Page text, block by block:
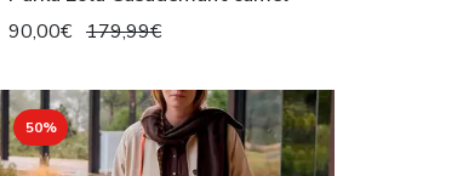
90,00€ 179,99€
50%